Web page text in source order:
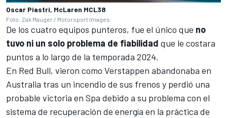
Oscar Piastri, McLaren MCL38
Foto: Zak Mauger / Motorsport Images
De los cuatro equipos punteros, fue el único que no
tuvo ni un solo problema de fiabilidad que le costara
puntos a lo largo de la temporada 2024.
En Red Bull, vieron como Verstappen abandonaba en
Australia tras un incendio de sus frenos y perdió una
probable victoria en Spa debido a su problema con el
sistema de recuperación de energía en la práctica de